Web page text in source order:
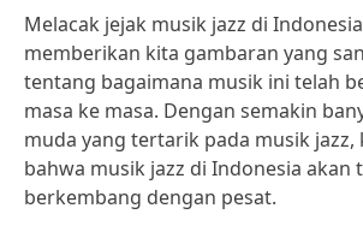
Melacak jejak musik jazz di
memberikan kita gambaran yang
tentang bagaimana musik ini telah
masa ke masa. Dengan semakin
muda yang tertarik pada musik jazz,
bahwa musik jazz di Indonesia akan
berkembang dengan pesat.